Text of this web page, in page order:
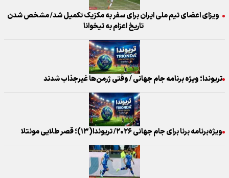
ویزای اعضای تیم ملی ایران برای سفر به مکزیک تکمیل شد/ مشخص شدن
تاریخ اعزام به تیخوانا
تریوندا؛ ویژه برنامه جام جهانی / وقتی ژرمن‌ها غیرجذاب شدند
ویژه‌برنامه برنا برای جام جهانی ۲۰۲۶/ تریوندا(۱۳)؛ قصر طلایی مونتلا